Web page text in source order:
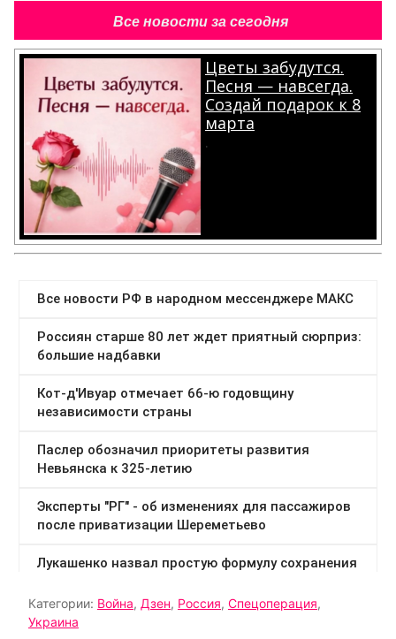
Все новости за сегодня
Цветы забудутся.
Песня — навсегда.
Создай подарок к 8
марта
.
Категории: Война, Дзен, Россия, Спецоперация,
Украина